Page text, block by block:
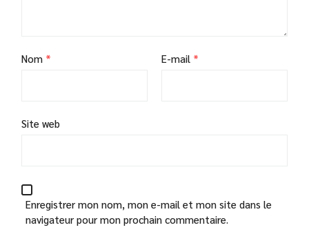
Nom * E-mail *
Site web
Enregistrer mon nom, mon e-mail et mon site dans le
navigateur pour mon prochain commentaire.